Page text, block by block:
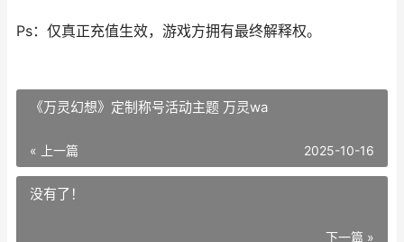
Ps：仅真正充值生效，游戏方拥有最终解释权。
《万灵幻想》定制称号活动主题 万灵wa
« 上一篇 2025-10-16
没有了！
下一篇 »